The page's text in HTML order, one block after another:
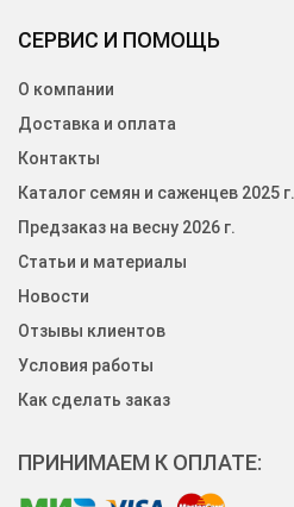
СЕРВИС И ПОМОЩЬ
О компании
Доставка и оплата
Контакты
Каталог семян и саженцев 2025 г.
Предзаказ на весну 2026 г.
Статьи и материалы
Новости
Отзывы клиентов
Условия работы
Как сделать заказ
ПРИНИМАЕМ К ОПЛАТЕ: